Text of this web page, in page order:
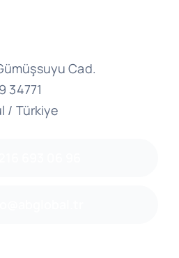
Cad.
34771
/ Türkiye